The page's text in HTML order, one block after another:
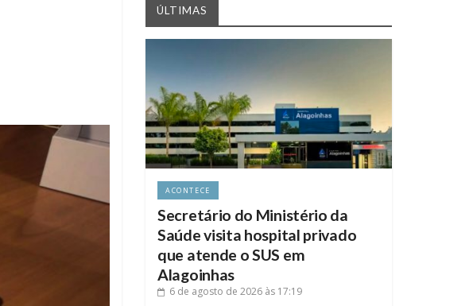
ÚLTIMAS
ACONTECE
Secretário do Ministério da
Saúde visita hospital privado
que atende o SUS em
Alagoinhas
6 de agosto de 2026 às 17:19